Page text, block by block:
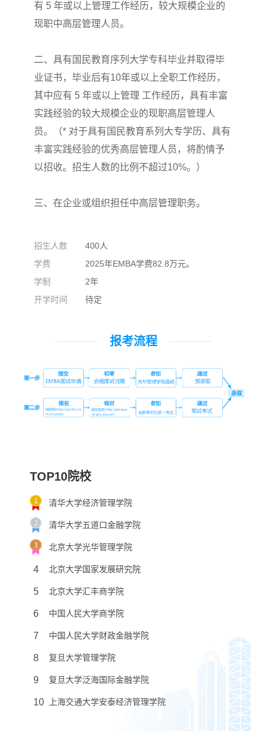
有 5 年或以上管理工作经历，较大规模企业的
现职中高层管理人员。
二、具有国民教育序列大学专科毕业并取得毕
业证书，毕业后有10年或以上全职工作经历，
其中应有 5 年或以上管理 工作经历，具有丰富
实践经验的较大规模企业的现职高层管理人
员。
（* 对于具有国民教育系列大专学历、具有
丰富实践经验的优秀高层管理人员，将酌情予
以招收。招生人数的比例不超过10%。 ）
三、在企业或组织担任中高层管理职务。
招生人数
400人
学费
2025年EMBA学费82.8万元。
学制
2年
开学时间
待定
报考流程
TOP10院校
清华大学经济管理学院
清华大学五道口金融学院
北京大学光华管理学院
4 北京大学国家发展研究院
5 北京大学汇丰商学院
6 中国人民大学商学院
7 中国人民大学财政金融学院
8 复旦大学管理学院
9 复旦大学泛海国际金融学院
10 上海交通大学安泰经济管理学院